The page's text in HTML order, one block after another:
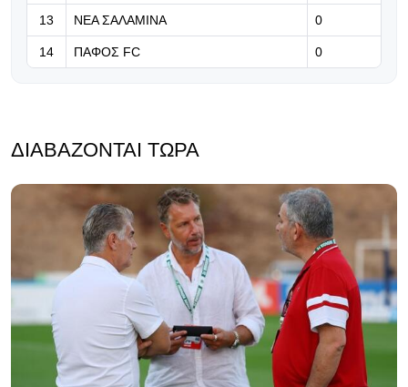
13 ΝΕΑ ΣΑΛΑΜΙΝΑ 0
14 ΠΑΦΟΣ FC 0
ΔΙΑΒΆΖΟΝΤΑΙ ΤΏΡΑ